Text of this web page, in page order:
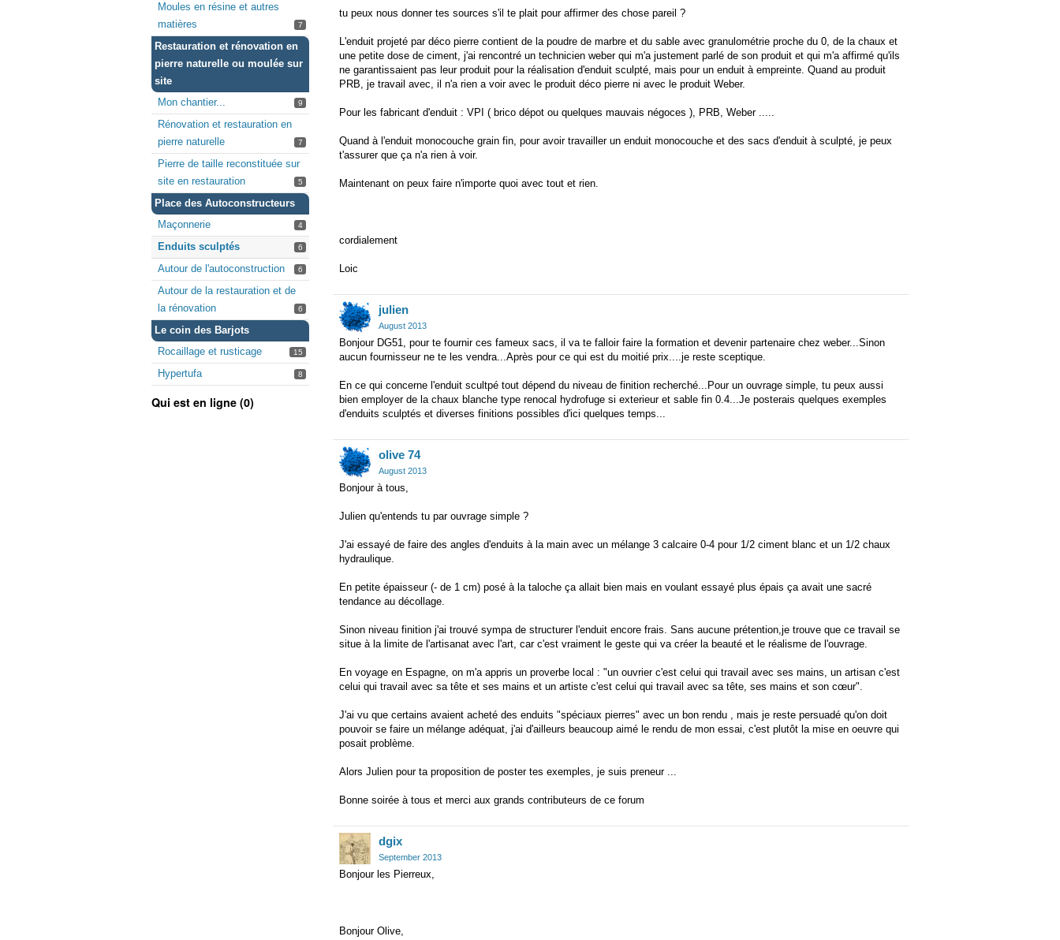
Moules en résine et autres
matières
7
Restauration et rénovation en
pierre naturelle ou moulée sur
site
Mon chantier...
9
Rénovation et restauration en
pierre naturelle
7
Pierre de taille reconstituée sur
site en restauration
5
Place des Autoconstructeurs
Maçonnerie
4
Enduits sculptés 6
Autour de l'autoconstruction 6
Autour de la restauration et de
la rénovation
6
Le coin des Barjots
Rocaillage et rusticage
15
Hypertufa 8
Qui est en ligne (0)
tu peux nous donner tes sources s'il te plait pour affirmer des chose pareil ?
L'enduit projeté par déco pierre contient de la poudre de marbre et du sable avec granulométrie proche du 0, de la chaux et
une petite dose de ciment, j'ai rencontré un technicien weber qui m'a justement parlé de son produit et qui m'a affirmé qu'ils
ne garantissaient pas leur produit pour la réalisation d'enduit sculpté, mais pour un enduit à empreinte. Quand au produit
PRB, je travail avec, il n'a rien a voir avec le produit déco pierre ni avec le produit Weber.
Pour les fabricant d'enduit : VPI ( brico dépot ou quelques mauvais négoces ), PRB, Weber .....
Quand à l'enduit monocouche grain fin, pour avoir travailler un enduit monocouche et des sacs d'enduit à sculpté, je peux
t'assurer que ça n'a rien à voir.
Maintenant on peux faire n'importe quoi avec tout et rien.
cordialement
Loic
julien
August 2013
Bonjour DG51, pour te fournir ces fameux sacs, il va te falloir faire la formation et devenir partenaire chez weber...Sinon
aucun fournisseur ne te les vendra...Après pour ce qui est du moitié prix....je reste sceptique.
En ce qui concerne l'enduit scultpé tout dépend du niveau de finition recherché...Pour un ouvrage simple, tu peux aussi
bien employer de la chaux blanche type renocal hydrofuge si exterieur et sable fin 0.4...Je posterais quelques exemples
d'enduits sculptés et diverses finitions possibles d'ici quelques temps...
olive 74
August 2013
Bonjour à tous,
Julien qu'entends tu par ouvrage simple ?
J'ai essayé de faire des angles d'enduits à la main avec un mélange 3 calcaire 0-4 pour 1/2 ciment blanc et un 1/2 chaux
hydraulique.
En petite épaisseur (- de 1 cm) posé à la taloche ça allait bien mais en voulant essayé plus épais ça avait une sacré
tendance au décollage.
Sinon niveau finition j'ai trouvé sympa de structurer l'enduit encore frais. Sans aucune prétention,je trouve que ce travail se
situe à la limite de l'artisanat avec l'art, car c'est vraiment le geste qui va créer la beauté et le réalisme de l'ouvrage.
En voyage en Espagne, on m'a appris un proverbe local : "un ouvrier c'est celui qui travail avec ses mains, un artisan c'est
celui qui travail avec sa tête et ses mains et un artiste c'est celui qui travail avec sa tête, ses mains et son cœur".
J'ai vu que certains avaient acheté des enduits "spéciaux pierres" avec un bon rendu , mais je reste persuadé qu'on doit
pouvoir se faire un mélange adéquat, j'ai d'ailleurs beaucoup aimé le rendu de mon essai, c'est plutôt la mise en oeuvre qui
posait problème.
Alors Julien pour ta proposition de poster tes exemples, je suis preneur ...
Bonne soirée à tous et merci aux grands contributeurs de ce forum
dgix
September 2013
Bonjour les Pierreux,
Bonjour Olive,